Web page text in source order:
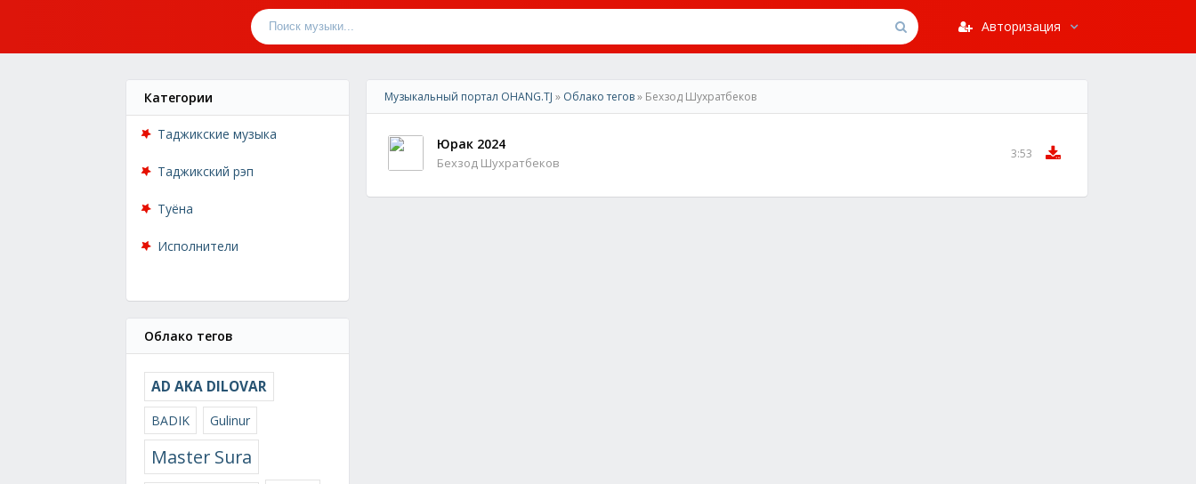
Авторизация
Категории
Таджикские музыка
Таджикский рэп
Туёна
Исполнители
Облако тегов
AD AKA DILOVAR
BADIK Gulinur
Master Sura
Музыкальный портал OHANG.TJ » Облако тегов» Бехзод Шухратбеков
Юрак 2024
Бехзод Шухратбеков
3:53